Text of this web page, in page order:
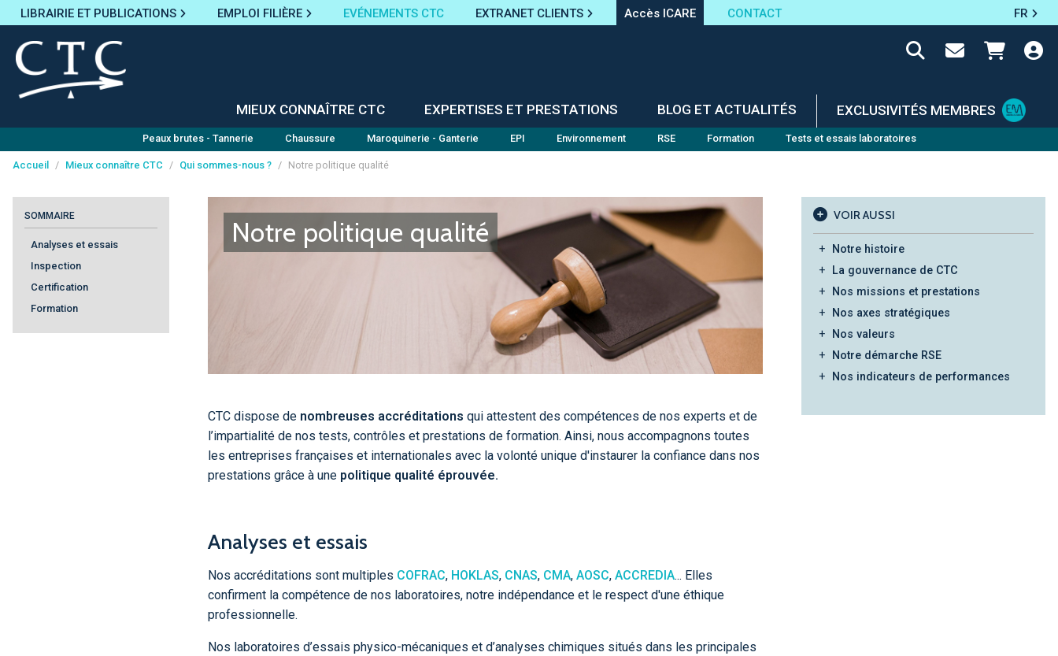
Panneau de gestion des cookies
LIBRAIRIE ET PUBLICATIONS EMPLOI FILIÈRE EVÉNEMENTS CTC EXTRANET CLIENTS Accès ICARE CONTACT FR
MIEUX CONNAÎTRE CTC EXPERTISES ET PRESTATIONS BLOG ET ACTUALITÉS EXCLUSIVITÉS MEMBRES
Peaux brutes - Tannerie Chaussure Maroquinerie - Ganterie EPI Environnement RSE Formation Tests et essais laboratoires
Accueil / Mieux connaître CTC / Qui sommes-nous ? / Notre politique qualité
SOMMAIRE
Analyses et essais
Inspection
Certification
Formation
Notre politique qualité
CTC dispose de nombreuses accréditations qui attestent des compétences de nos experts et de
l’impartialité de nos tests, contrôles et prestations de formation. Ainsi, nous accompagnons toutes
les entreprises françaises et internationales avec la volonté unique d'instaurer la confiance dans nos
prestations grâce à une politique qualité éprouvée.
Analyses et essais
Nos accréditations sont multiples COFRAC, HOKLAS, CNAS, CMA, AOSC, ACCREDIA... Elles
confirment la compétence de nos laboratoires, notre indépendance et le respect d'une éthique
professionnelle.
Nos laboratoires d’essais physico-mécaniques et d’analyses chimiques situés dans les principales
VOIR AUSSI
Notre histoire
La gouvernance de CTC
Nos missions et prestations
Nos axes stratégiques
Nos valeurs
Notre démarche RSE
Nos indicateurs de performances